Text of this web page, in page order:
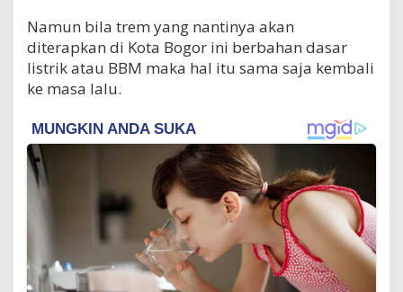
Namun bila trem yang nantinya akan
diterapkan di Kota Bogor ini berbahan dasar
listrik atau BBM maka hal itu sama saja kembali
ke masa lalu.